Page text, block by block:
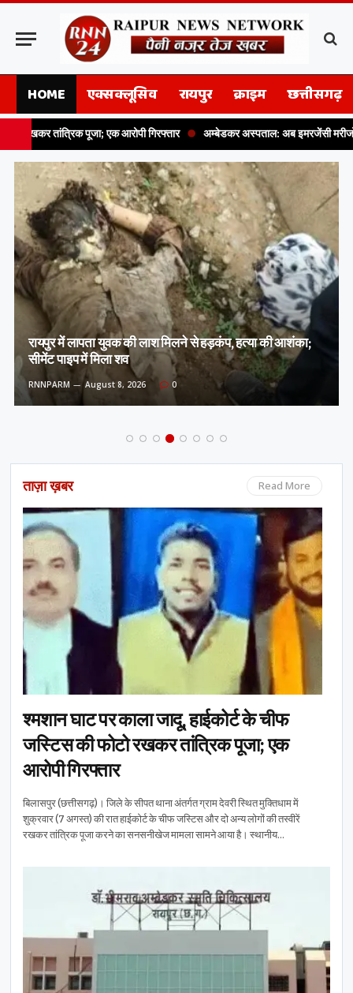
HOME एक्सक्लूसिव रायपुर क्राइम छत्तीसगढ़
एक आरोपी गिरफ्तार अम्बेडकर अस्पताल: अब इमरजेंसी मरीजों की सीधे होगी एंट्री,
रायपुर में लापता युवक की लाश मिलने से हड़कंप, हत्या की आशंका;
सीमेंट पाइप में मिला शव
RNNPARM August 8, 2026 0
ताज़ा ख़बर Read More
श्मशान घाट पर काला जादू, हाईकोर्ट के चीफ
जस्टिस की फोटो रखकर तांत्रिक पूजा; एक
आरोपी गिरफ्तार
बिलासपुर (छत्तीसगढ़)। जिले के सीपत थाना अंतर्गत ग्राम देवरी स्थित मुक्तिधाम में
शुक्रवार (7 अगस्त) की रात हाईकोर्ट के चीफ जस्टिस और दो अन्य लोगों की तस्वीरें
रखकर तांत्रिक पूजा करने का सनसनीखेज मामला सामने आया है। स्थानीय…